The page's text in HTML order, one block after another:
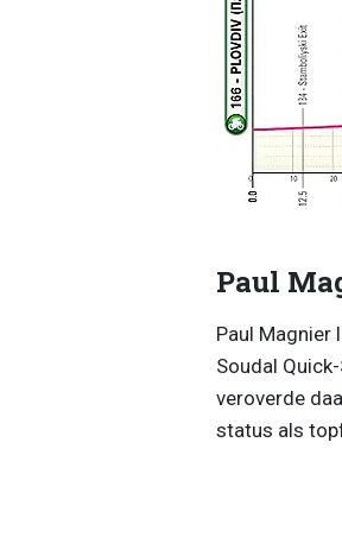
Paul
Paul Magnier
Soudal
veroverde
status als